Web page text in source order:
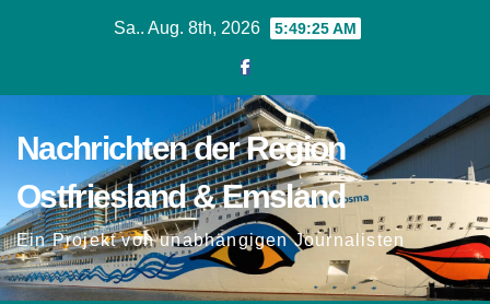
Sa.. Aug. 8th, 2026 5:49:26 AM
Nachrichten der Region
Ostfriesland & Emsland
Ein Projekt von unabhängigen Journalisten